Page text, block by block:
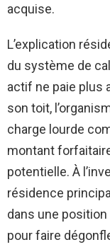
acquise.
L’explication
du système de
actif ne paie plus
son toit,
charge lourde
montant
potentielle. À
résidence
dans une
pour faire